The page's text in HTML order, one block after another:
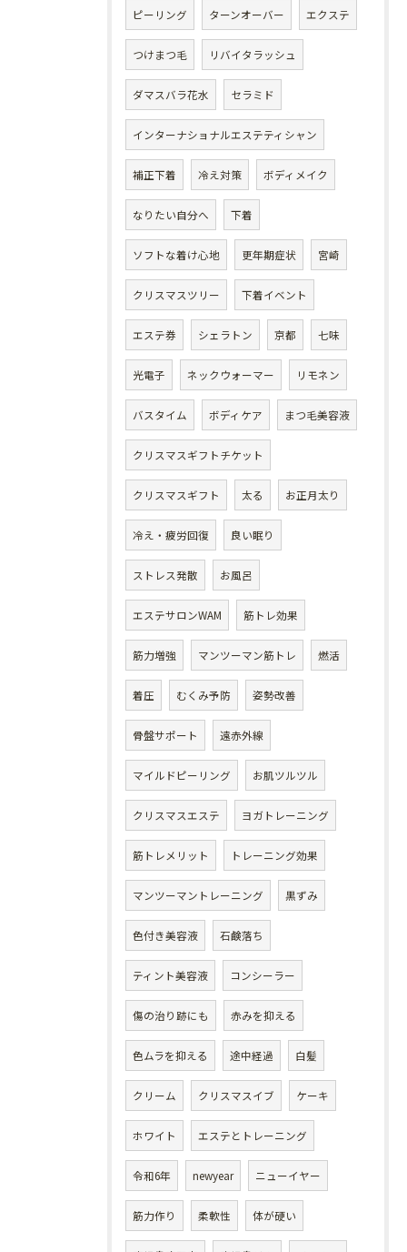
ピーリング ターンオーバー エクステ
つけまつ毛 リバイタラッシュ
ダマスバラ花水 セラミド
インターナショナルエステティシャン
補正下着 冷え対策 ボディメイク
なりたい自分へ 下着
ソフトな着け心地 更年期症状 宮崎
クリスマスツリー 下着イベント
エステ券 シェラトン 京都 七味
光電子 ネックウォーマー リモネン
バスタイム ボディケア まつ毛美容液
クリスマスギフトチケット
クリスマスギフト 太る お正月太り
冷え・疲労回復 良い眠り
ストレス発散 お風呂
エステサロンWAM 筋トレ効果
筋力増強 マンツーマン筋トレ 燃活
着圧 むくみ予防 姿勢改善
骨盤サポート 遠赤外線
マイルドピーリング お肌ツルツル
クリスマスエステ ヨガトレーニング
筋トレメリット トレーニング効果
マンツーマントレーニング 黒ずみ
色付き美容液 石鹸落ち
ティント美容液 コンシーラー
傷の治り跡にも 赤みを抑える
色ムラを抑える 途中経過 白髪
クリーム クリスマスイブ ケーキ
ホワイト エステとトレーニング
令和6年 newyear ニューイヤー
筋力作り 柔軟性 体が硬い